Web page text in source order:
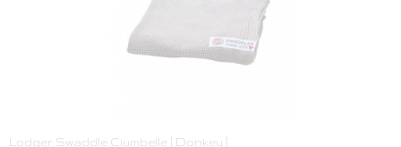
Lodger Swaddle Ciumbelle [ Donkey ]